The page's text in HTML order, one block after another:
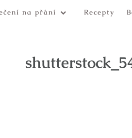
na přání Recepty